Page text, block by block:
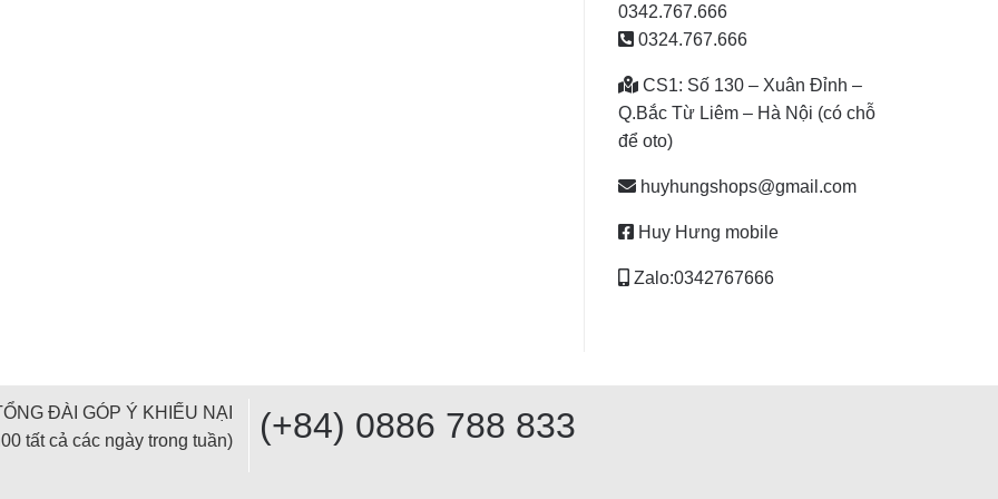
0342.767.666
0324.767.666
CS1: Số 130 – Xuân Đỉnh –
Q.Bắc Từ Liêm – Hà Nội (có chỗ
để oto)
huyhungshops@gmail.com
Huy Hưng mobile
Zalo:0342767666
ĐÀI GÓP Ý KHIẾU NẠI
tất cả các ngày trong tuần)
(+84) 0886 788 833